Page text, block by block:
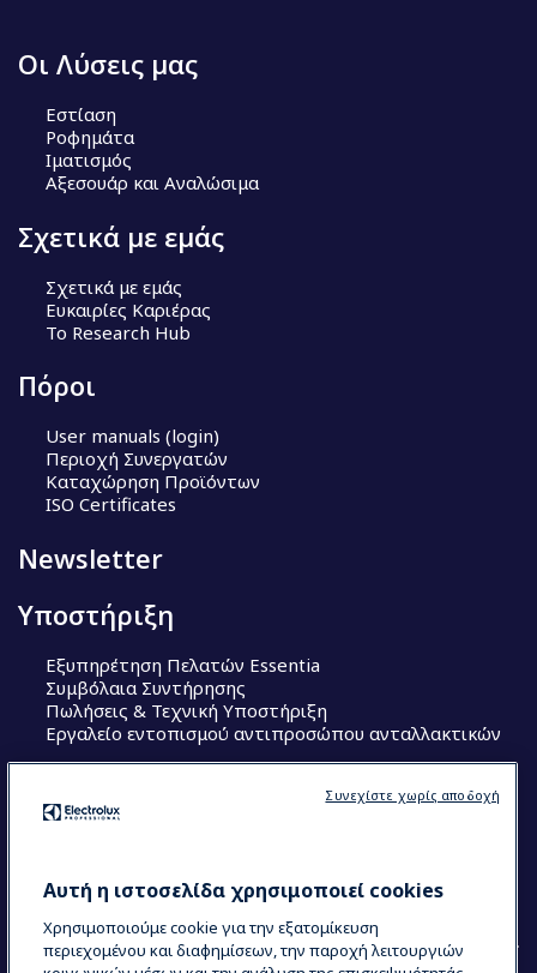
Οι Λύσεις μας
Εστίαση
Ροφημάτα
Ιματισμός
Αξεσουάρ και Αναλώσιμα
Σχετικά με εμάς
Σχετικά με εμάς
Ευκαιρίες Καριέρας
Το Research Hub
Πόροι
User manuals (login)
Περιοχή Συνεργατών
Καταχώρηση Προϊόντων
ISO Certificates
Newsletter
Υποστήριξη
Εξυπηρέτηση Πελατών Essentia
Συμβόλαια Συντήρησης
Πωλήσεις & Τεχνική Υποστήριξη
Εργαλείο εντοπισμού αντιπροσώπου ανταλλακτικών
Electrolux Professional Ακαδημία Chef
Αυτή η ιστοσελίδα χρησιμοποιεί cookies
Χρησιμοποιούμε cookie για την εξατομίκευση
περιεχομένου και διαφημίσεων, την παροχή λειτουργιών
Συνεχίστε χωρίς αποδοχή